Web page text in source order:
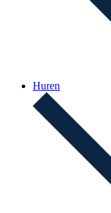
Huren